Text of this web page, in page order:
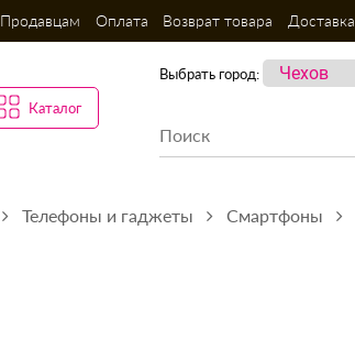
Продавцам Оплата Возврат товара Доставка
Каталог
Выбрать город:
Телефоны и гаджеты Смартфоны